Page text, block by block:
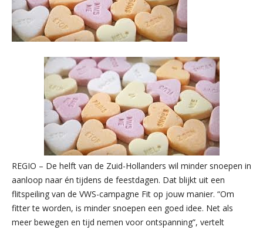
REGIO – De helft van de Zuid-Hollanders wil minder snoepen in
aanloop naar én tijdens de feestdagen. Dat blijkt uit een
flitspeiling van de VWS-campagne Fit op jouw manier. “Om
fitter te worden, is minder snoepen een goed idee. Net als
meer bewegen en tijd nemen voor ontspanning”, vertelt